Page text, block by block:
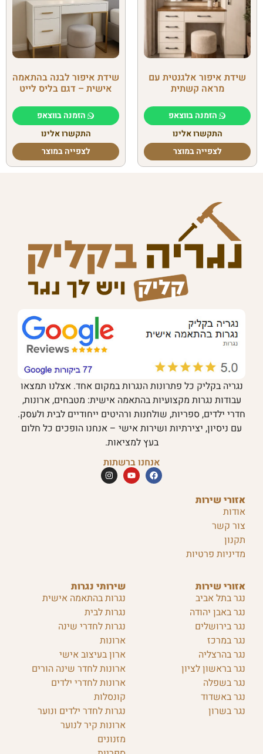
שידת איפור אלגנטית עם
מראה קשתית
הזמנה בווצאפ
התקשרו אלינו
לצפייה במוצר
שידת איפור לבנה בהתאמה
אישית – דגם בליס לייט
הזמנה בווצאפ
התקשרו אלינו
לצפייה במוצר
שירותי נגרות
נגרות בהתאמה אישית
נגרות לבית
נגרות לחדרי שינה
ארונות
ארון בעיצוב אישי
ארונות לחדר שינה הורים
ארונות לחדרי ילדים
קונסלות
נגרות לחדר ילדים ונוער
ארונות קיר לנוער
מזנונים
אזורי שירות
נגר בתל אביב
נגר באבן יהודה
נגר בירושלים
נגר במרכז
נגר בהרצליה
נגר בראשון לציון
נגר בשפלה
נגר באשדוד
נגר בשרון
אזורי שירות
אודות
צור קשר
תקנון
מדיניות פרטיות
נגריה בקליק כל פתרונות הנגרות במקום אחד. אצלנו תמצאו
עבודות נגרות מקצועיות בהתאמה אישית: מטבחים, ארונות,
חדרי ילדים, ספריות, שולחנות ורהיטים ייחודיים לבית ולעסק.
עם ניסיון, יצירתיות ושירות אישי – אנחנו הופכים כל חלום
בעץ למציאות.
אנחנו ברשתות